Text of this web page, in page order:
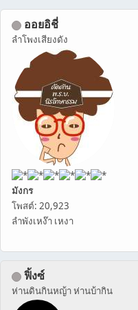
ออยอิชี่
ลำโพงเสียงดัง
มังกร
โพสต์: 20,923
ลำพังเหง๊า เหงา
ฟิ้งซ์
ห่านดินกินหญ้า ห่านบ้ากิน